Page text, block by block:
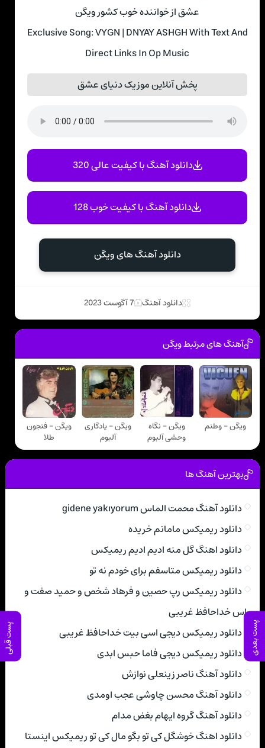
پست بعدی پست قبلی
عشق از خواننده خوب کشور ویگن
Exclusive Song: VYGN | DNYAY ASHGH With Text And
Direct Links In Op Music
پخش آنلاین موزیک دنیای عشق
دانلود آهنگ با کیفیت عالی 320
دانلود آهنگ با کیفیت خوب 128
دانلود آهنگ های ویگن
دانلود آهنگ 7 آگوست 2023
آهنگ های مرتبط ویگن
ویگن - وطنم
ویگن - نگاه
وحشی آلبوم
ویگن - یادگاری
آلبوم
ویگن - فنجون
طلا
بهترین آهنگ ها
دانلود آهنگ محمت الماس gidene yakıyorum
دانلود ریمیکس مامانم خریده
دانلود اهنگ گل منه ادیم ادیم ریمیکس
دانلود ریمیکس متاسفم برای خودم نه تو
دانلود ریمیکس رپ حصین و فرهاد شخص و حمید صفت و
یاس خداحافظ غریبی
دانلود ریمیکس دیجی اسی بیت خداحافظ غریبی
دانلود ریمیکس دیجی فاما حبس ابدی
دانلود آهنگ ناصر زینعلی نوازش
دانلود آهنگ محسن چاوشی عجب اومدی
دانلود آهنگ گروه ایهام بغض مدام
دانلود اهنگ خوشگل کی تو بگو مال کی تو ریمیکس اینستا